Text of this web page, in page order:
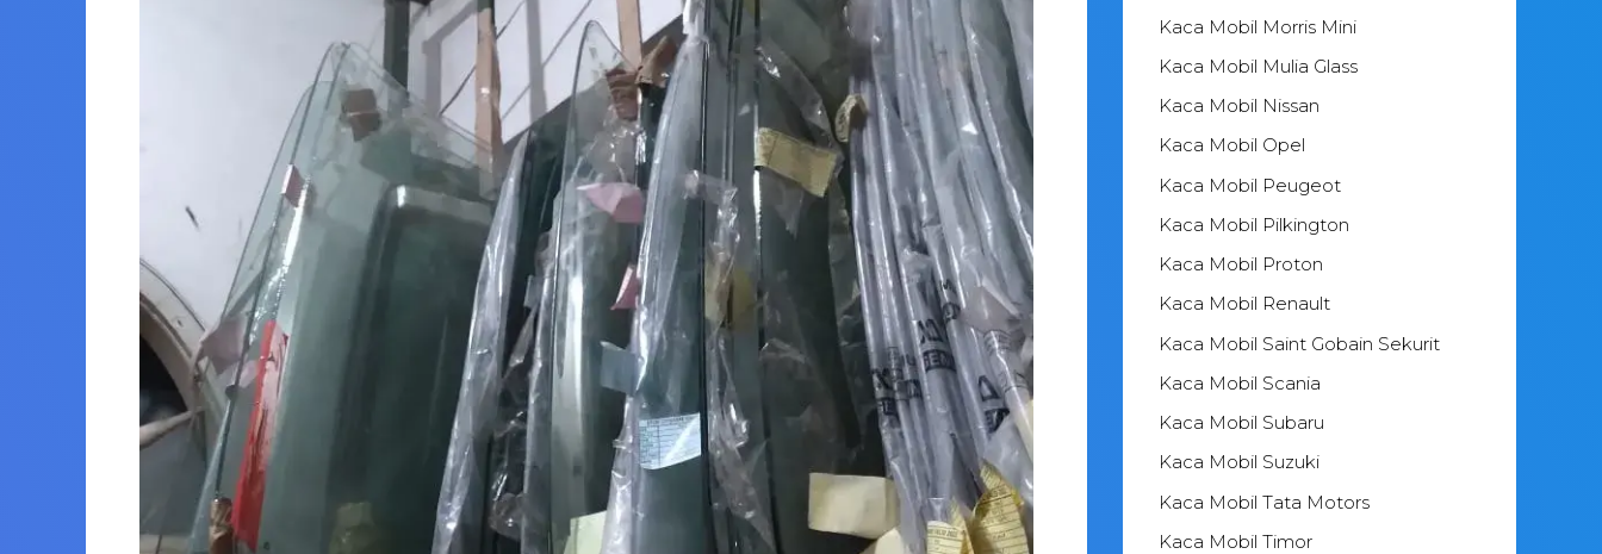
Kaca Mobil Morris Mini
Kaca Mobil Mulia Glass
Kaca Mobil Nissan
Kaca Mobil Opel
Kaca Mobil Peugeot
Kaca Mobil Pilkington
Kaca Mobil Proton
Kaca Mobil Renault
Kaca Mobil Saint Gobain Sekurit
Kaca Mobil Scania
Kaca Mobil Subaru
Kaca Mobil Suzuki
Kaca Mobil Tata Motors
Kaca Mobil Timor